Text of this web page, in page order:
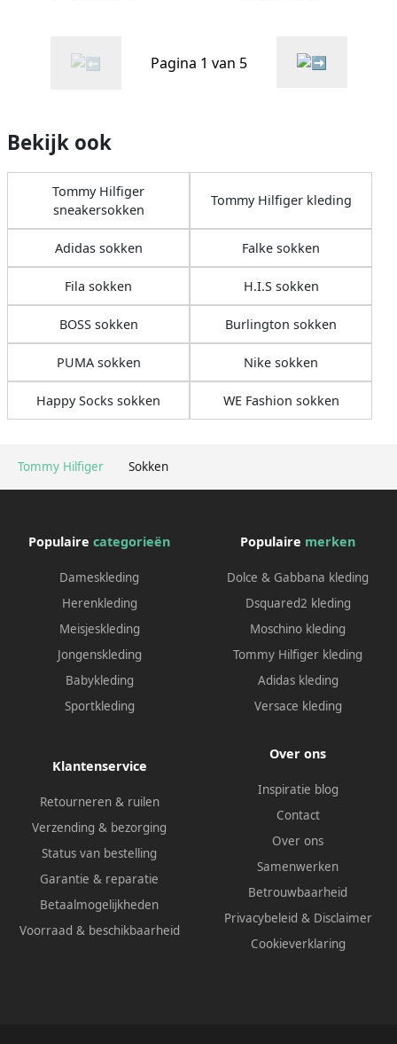
Tommy Hilfiger Sokken
Pagina 1 van 5
Bekijk ook
Tommy Hilfiger
sneakersokken
Tommy Hilfiger kleding
Adidas sokken Falke sokken
Fila sokken H.I.S sokken
BOSS sokken Burlington sokken
PUMA sokken Nike sokken
Happy Socks sokken WE Fashion sokken
Populaire categorieën
Dameskleding
Herenkleding
Meisjeskleding
Jongenskleding
Babykleding
Sportkleding
Populaire merken
Dolce & Gabbana kleding
Dsquared2 kleding
Moschino kleding
Tommy Hilfiger kleding
Adidas kleding
Versace kleding
Klantenservice
Retourneren & ruilen
Verzending & bezorging
Status van bestelling
Garantie & reparatie
Betaalmogelijkheden
Voorraad & beschikbaarheid
Over ons
Inspiratie blog
Contact
Over ons
Samenwerken
Betrouwbaarheid
Privacybeleid & Disclaimer
Cookieverklaring